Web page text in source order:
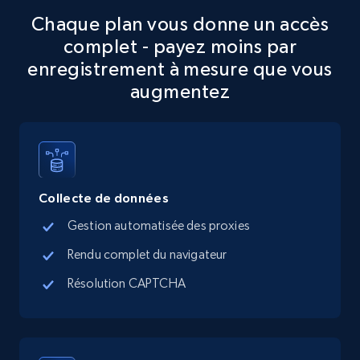
5.6K+
URL, Title, Available, Description, Currency, Initial
price, Final price, Discount percent, and more.
5.4K+ 668+
TikTok Shop - category
Chaque plan vous donne un accès
complet - payez moins par
enregistrement à mesure que vous
augmentez
Collecte de données
Gestion automatisée des proxies
Rendu complet du navigateur
Résolution CAPTCHA